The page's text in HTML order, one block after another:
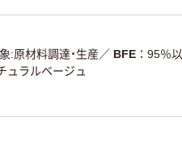
商品詳細「アスクル商品環境スコ
:原材料調達・生産／ BFE
95％以
ュラルベージュ